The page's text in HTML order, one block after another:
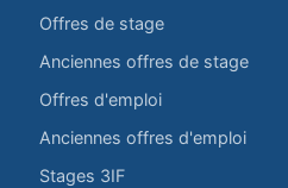
Offres de stage
Anciennes offres de stage
Offres d'emploi
Anciennes offres d'emploi
Stages 3IF